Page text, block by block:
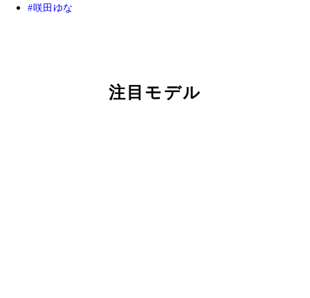
咲田ゆな
注目モデル